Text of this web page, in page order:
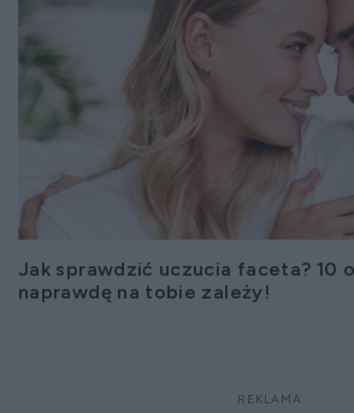
Jak sprawdzić uczucia faceta? 10
naprawdę na tobie zależy!